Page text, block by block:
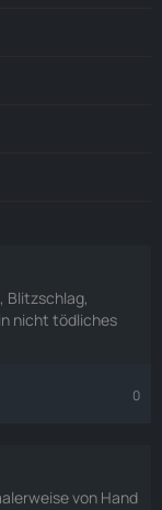
Blitzschlag,
nicht tödliches
0
von Hand